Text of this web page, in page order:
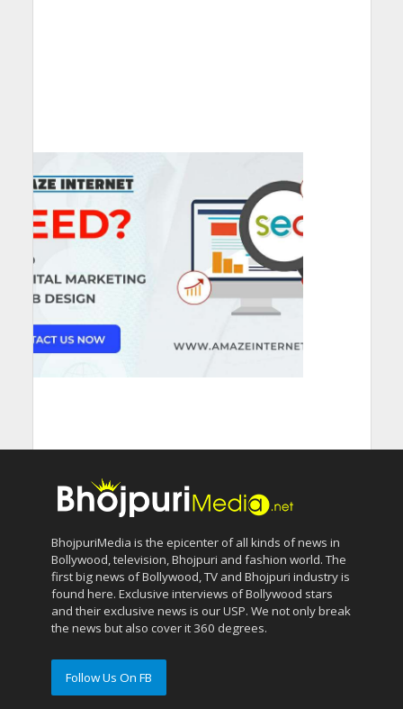
BhojpuriMedia is the epicenter of all kinds of news in
Bollywood, television, Bhojpuri and fashion world. The
first big news of Bollywood, TV and Bhojpuri industry is
found here. Exclusive interviews of Bollywood stars
and their exclusive news is our USP. We not only break
the news but also cover it 360 degrees.
Follow Us On FB